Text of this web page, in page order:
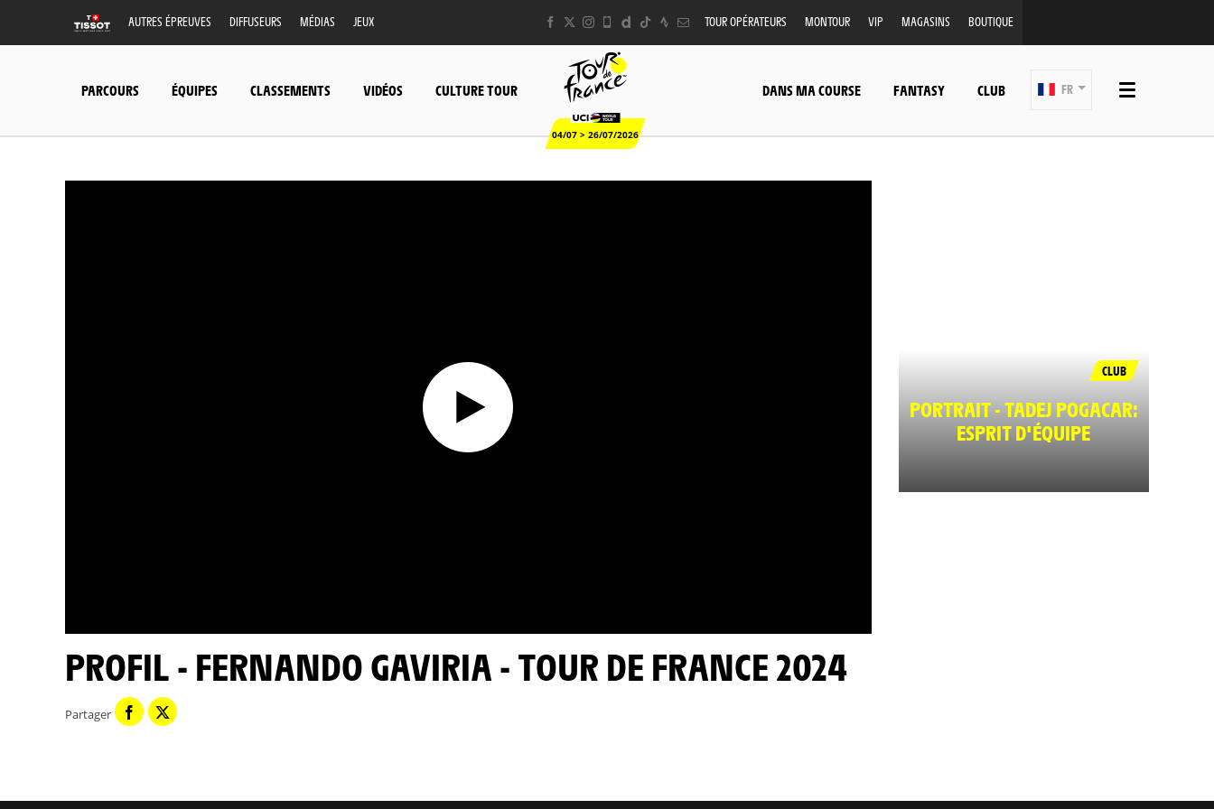
AUTRES ÉPREUVES DIFFUSEURS MÉDIAS JEUX TOUR OPÉRATEURS MONTOUR VIP MAGASINS BOUTIQUE
PARCOURS ÉQUIPES CLASSEMENTS VIDÉOS CULTURE TOUR
04/07 > 26/07/2026
DANS MA COURSE FANTASY CLUB FR
PROFIL - FERNANDO GAVIRIA - TOUR DE FRANCE 2024
Partager
CLUB
PORTRAIT - TADEJ POGACAR:
ESPRIT D'ÉQUIPE